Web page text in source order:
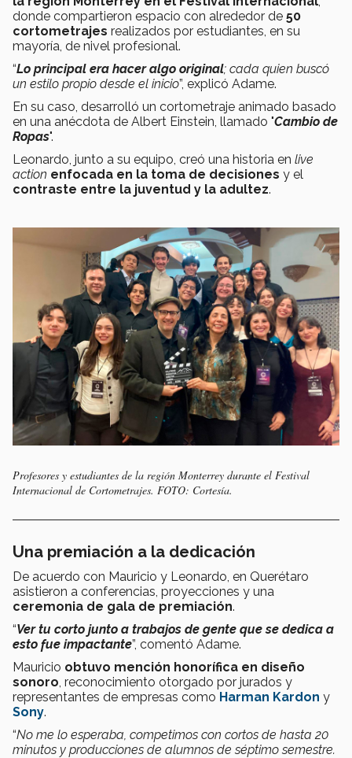
donde compartieron espacio con alrededor de 50
cortometrajes realizados por estudiantes, en su
mayoría, de nivel profesional.
“Lo principal era hacer algo original; cada quien buscó
un estilo propio desde el inicio”, explicó Adame.
En su caso, desarrolló un cortometraje animado basado
en una anécdota de Albert Einstein, llamado "Cambio de
Ropas".
Leonardo, junto a su equipo, creó una historia en live
action enfocada en la toma de decisiones y el
contraste entre la juventud y la adultez.
Profesores y estudiantes de la región Monterrey durante el Festival
Internacional de Cortometrajes. FOTO: Cortesía.
Una premiación a la dedicación
De acuerdo con Mauricio y Leonardo, en Querétaro
asistieron a conferencias, proyecciones y una
ceremonia de gala de premiación.
“Ver tu corto junto a trabajos de gente que se dedica a
esto fue impactante”, comentó Adame.
Mauricio obtuvo mención honorífica en diseño
sonoro, reconocimiento otorgado por jurados y
representantes de empresas como Harman Kardon y
Sony.
“No me lo esperaba, competimos con cortos de hasta 20
minutos y producciones de alumnos de séptimo semestre.